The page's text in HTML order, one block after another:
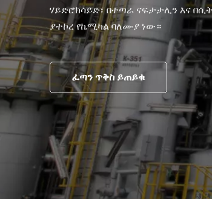
ሃይድሮክሳይድ፣ በተጣራ ናፍታታሊን እና
ያተኮረ የኬሚካል ባለሙያ ነው።
ፈጣን ጥቅስ ይጠይቁ